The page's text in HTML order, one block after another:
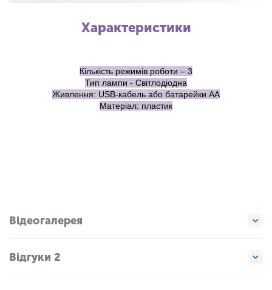
Характеристики
Кількість режимів роботи – 3
Тип лампи - Світлодіодна
Живлення: USB-кабель або батарейки АА
Матеріал: пластик
Відеогалерея
Відгуки 2